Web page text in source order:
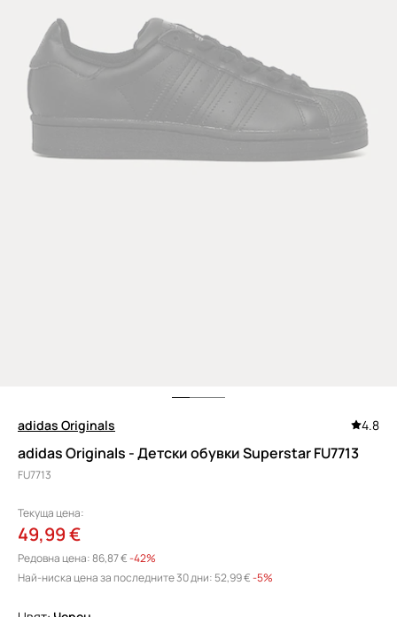
adidas Originals 4.8
adidas Originals - Детски обувки Superstar FU7713
FU7713
Текуща цена:
49,99 €
Редовна цена:86,87 €-42%
Най-ниска цена за последните 30 дни: 52,99 € -5%